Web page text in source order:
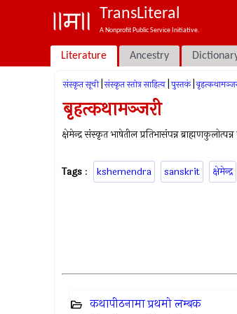
TransLiteral
A Nonprofit Public Service Initiative.
Literature Ancestry
संस्कृत सूची संस्कृत स्तोत्र साहित्य पुस्तकं
बृहत्कथामञ्जरी
क्षेमेन्द्र संस्कृत भाषेतील प्रतिभासंपन्न
Tags : kshemendra sanskrit क्षेमेन्द्र
कथापीठनामा प्रथमो लम्बक